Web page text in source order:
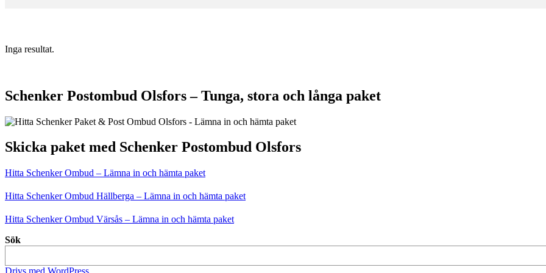
Inga resultat.
Schenker Postombud Olsfors – Tunga, stora och långa paket
Skicka paket med Schenker Postombud Olsfors
Hitta Schenker Ombud – Lämna in och hämta paket
Hitta Schenker Ombud Hällberga – Lämna in och hämta paket
Hitta Schenker Ombud Värsås – Lämna in och hämta paket
Sök